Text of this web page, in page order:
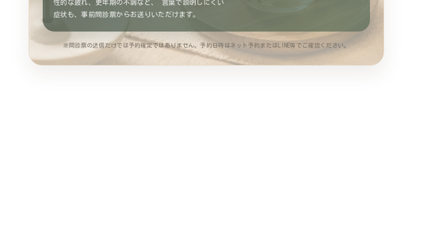
性的な疲れ、更年期の不調など、 言葉で説明しにくい
症状も、事前問診票からお送りいただけます。
※問診票の送信だけでは予約確定ではありません。予約日時はネット予約またはLINE等でご確認ください。